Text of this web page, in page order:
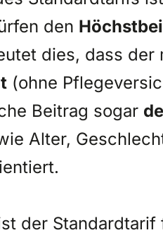
den
dies, dass der
(ohne
Beitrag sogar
Alter,
der Standardtarif